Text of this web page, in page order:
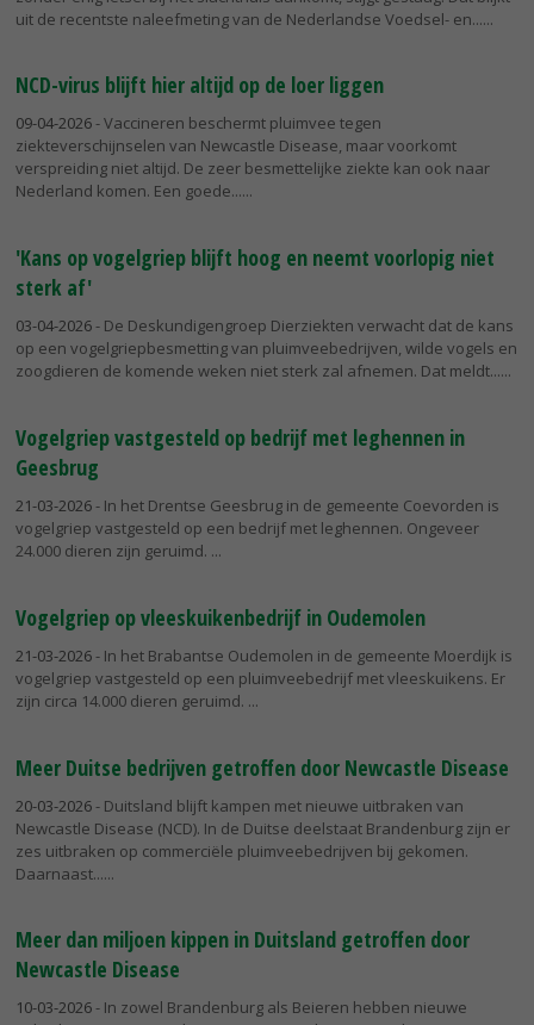
uit de recentste naleefmeting van de Nederlandse Voedsel- en...
NCD-virus blijft hier altijd op de loer liggen
09-04-2026- Vaccineren beschermt pluimvee tegen
ziekteverschijnselen van Newcastle Disease, maar voorkomt
verspreiding niet altijd. De zeer besmettelijke ziekte kan ook naar
Nederland komen. Een goede...
'Kans op vogelgriep blijft hoog en neemt voorlopig niet
sterk af'
03-04-2026- De Deskundigengroep Dierziekten verwacht dat de kans
op een vogelgriepbesmetting van pluimveebedrijven, wilde vogels en
zoogdieren de komende weken niet sterk zal afnemen. Dat meldt...
Vogelgriep vastgesteld op bedrijf met leghennen in
Geesbrug
21-03-2026- In het Drentse Geesbrug in de gemeente Coevorden is
vogelgriep vastgesteld op een bedrijf met leghennen. Ongeveer
24.000 dieren zijn geruimd.
Vogelgriep op vleeskuikenbedrijf in Oudemolen
21-03-2026- In het Brabantse Oudemolen in de gemeente Moerdijk is
vogelgriep vastgesteld op een pluimveebedrijf met vleeskuikens. Er
zijn circa 14.000 dieren geruimd.
Meer Duitse bedrijven getroffen door Newcastle Disease
20-03-2026- Duitsland blijft kampen met nieuwe uitbraken van
Newcastle Disease (NCD). In de Duitse deelstaat Brandenburg zijn er
zes uitbraken op commerciële pluimveebedrijven bij gekomen.
Daarnaast...
Meer dan miljoen kippen in Duitsland getroffen door
Newcastle Disease
10-03-2026- In zowel Brandenburg als Beieren hebben nieuwe